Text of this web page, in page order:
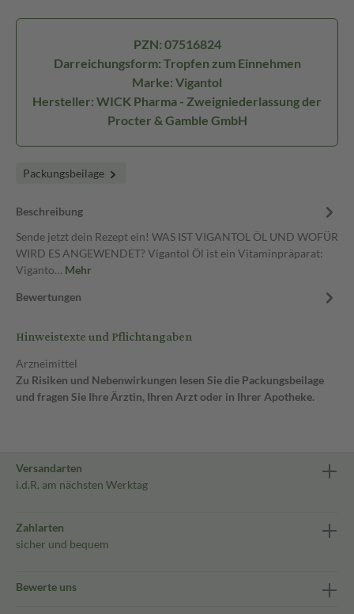
PZN: 07516824
Darreichungsform: Tropfen zum Einnehmen
Marke: Vigantol
Hersteller: WICK Pharma - Zweigniederlassung der
Procter & Gamble GmbH
Packungsbeilage
Beschreibung
Sende jetzt dein Rezept ein! WAS IST VIGANTOL ÖL UND WOFÜR
WIRD ES ANGEWENDET? Vigantol Öl ist ein Vitaminpräparat:
Viganto… Mehr
Bewertungen
Hinweistexte und Pflichtangaben
Arzneimittel
Zu Risiken und Nebenwirkungen lesen Sie die Packungsbeilage
und fragen Sie Ihre Ärztin, Ihren Arzt oder in Ihrer Apotheke.
Versandarten
i.d.R. am nächsten Werktag
Zahlarten
sicher und bequem
Bewerte uns